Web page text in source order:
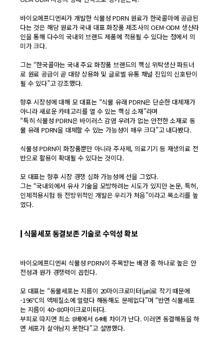
바이오에프디엔씨가 개발한 식물성 PDRN 원료가 한국콜마에 공급된
다는 것은 해당 원료가 국내 대표 화장품 제조사의 OEM·ODM 생산라
인을 통해 다수의 국내외 브랜드 제품에 적용될 수 있다는 점에서 의
미가 크다.
그는 “한국콜마는 국내 주요 화장품 브랜드의 핵심 위탁생산 파트너
로 원료 공급이 곧 대량 상용화 및 글로벌 유통 채널 진입의 신호탄이
될 수 있다”고 강조했다.
향후 시장성에 대해 모 대표는 “식물 유래 PDRN은 단순한 대체재가
아니라 새로운 카테고리를 열 수 있는 핵심 소재”라며
“특히 식물성 PDRN은 바이러스 감염 우려가 없는 안전한 소재로 동
물 유래 PDRN을 대체할 수 있는 가능성이 매우 크다”고 내다봤다.
식물성 PDRN이 화장품뿐만 아니라 주사제, 의료기기 등 재생의료 전
반으로 활용이 확대될 수 있다는 것이다.
모 대표는 향후 시장 경쟁 심화 가능성에 선을 그었다.
그는 “국내외에서 유사 기술을 모방하려는 시도가 있지만 논문, 특허,
인체적용시험 등 전방위적인 개발은 우리가 처음”이라고 목소리를 높
였다.
| 식물세포 동결보존 기술로 수익성 확보
바이오에프디엔씨 식물성 PDRN이 주목받는 배경 중 하나로 높은 안
전성과 원가 경쟁력이 꼽힌다.
모 대표는 “동물세포는 지름이 20마이크로미터(㎛)로 작기 때문에
-196℃의 액체질소에 얼렸다 해동해도 문제없다”며 “반면 식물세포
는 지름이 40~80마이크로미터다.
부피로 따지면 최소 8배에서 64배 차이가 난다. 이러면 동결해동을 하
면 세포가 살아남지 못한다”고 설명했다.